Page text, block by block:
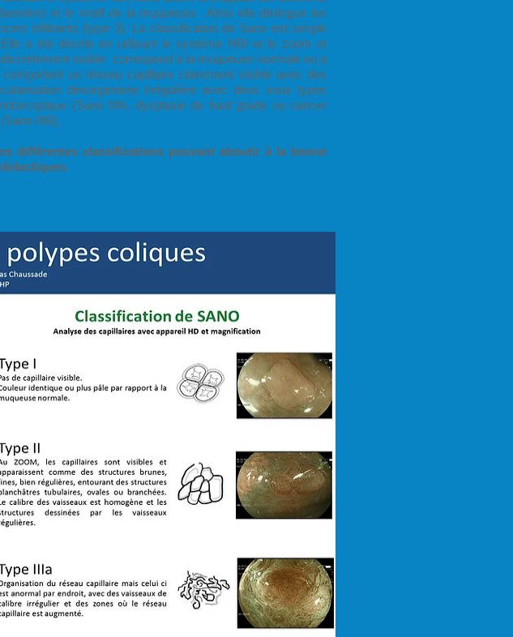
et le motif de la muqueuse. Ainsi elle distingue les
infiltrants (type 3). La classification de Sano est simple
a été décrite en utilisant le système NBI et le zoom et
visible correspond à la muqueuse normale ou à
un réseau capillaire clairement visible avec des
désorganisée irrégulière avec deux sous types
(Sano IIIA, dysplasie de haut grade ou cancer
IIIB).
différentes classifications pouvant aboutir à la bonne